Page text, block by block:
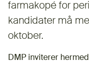
farmakopé for
kandidater må
oktober.
DMP inviterer